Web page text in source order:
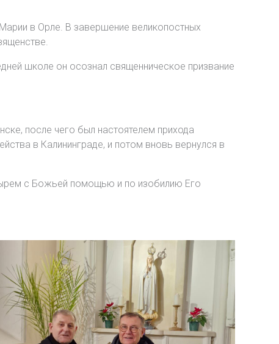
в Орле. В завершение великопостных
школе он осознал священническое призвание
после чего был настоятелем прихода
в Калининграде, и потом вновь вернулся в
с Божьей помощью и по изобилию Его